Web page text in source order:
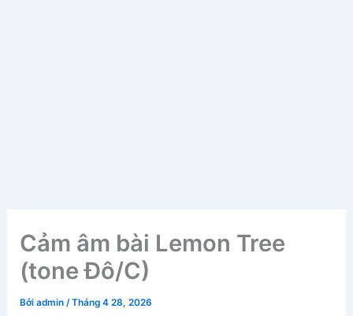
Cảm âm bài Lemon Tree
(tone Đô/C)
Bởiadmin/Tháng 4 28, 2026